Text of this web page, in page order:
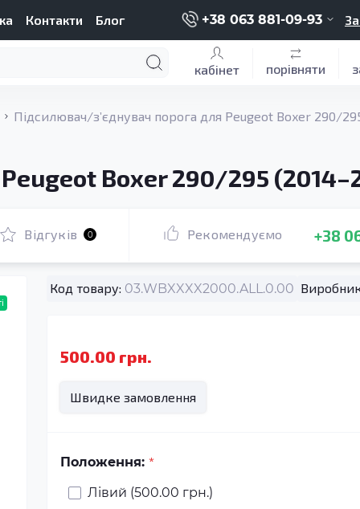
Контакти Блог +38 063 881-09-93
кабінет порівняти
Підсилювач/зʼєднувач порога для Peugeot Boxer 290/
Boxer 290/295
Відгуків 0 Рекомендуємо +38
Код товару: 03.WBXXXX2000.ALL.0.00
500.00 грн.
Швидке замовлення
Положення: *
Лівий (500.00 грн.)